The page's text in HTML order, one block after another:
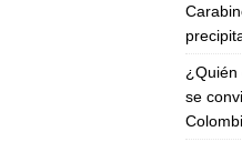
¿Quién
se